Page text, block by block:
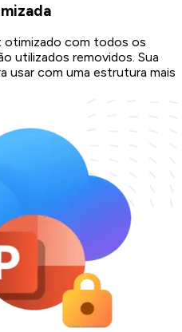
otimizado com todos os
utilizados removidos. Sua
usar com uma estrutura mais